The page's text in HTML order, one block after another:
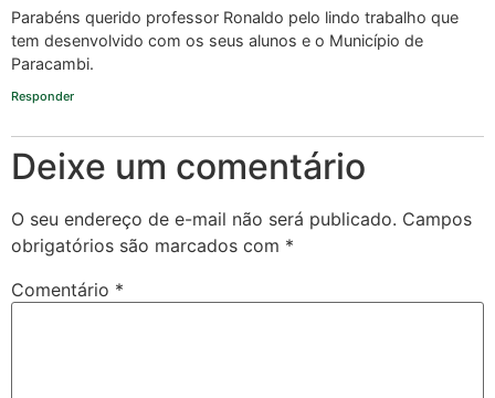
Parabéns querido professor Ronaldo pelo lindo trabalho que
tem desenvolvido com os seus alunos e o Município de
Paracambi.
Responder
Deixe um comentário
O seu endereço de e-mail não será publicado. Campos
obrigatórios são marcados com *
Comentário *